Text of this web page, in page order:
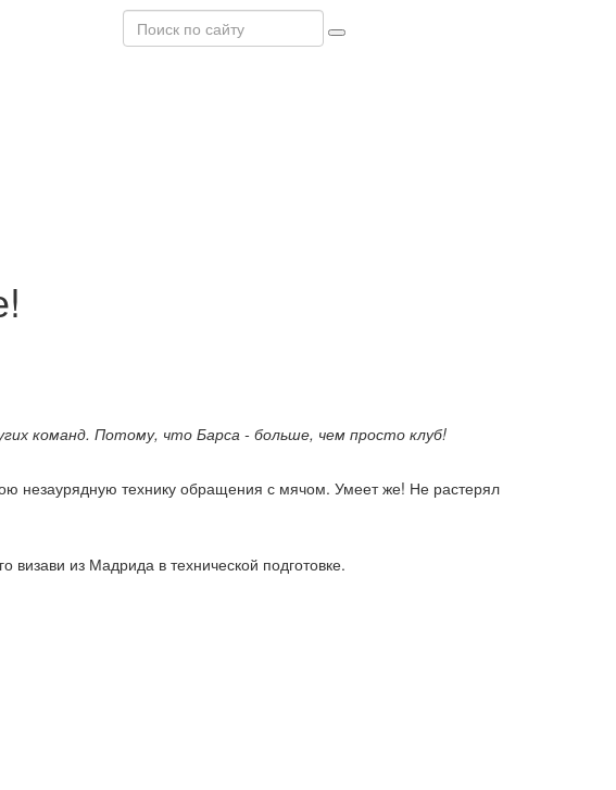
команд. Потому, что Барса - больше, чем просто клуб!
незаурядную технику обращения с мячом. Умеет же! Не растерял
визави из Мадрида в технической подготовке.